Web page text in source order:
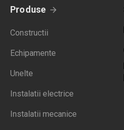
Produse
Constructii
Echipamente
Unelte
Instalatii electrice
Instalatii mecanice